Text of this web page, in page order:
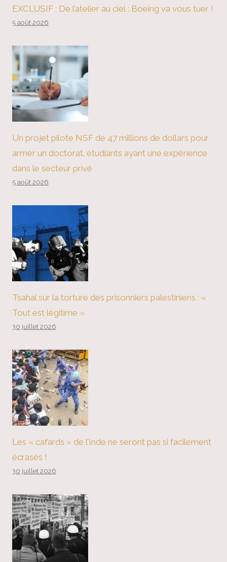
EXCLUSIF : De l’atelier au ciel : Boeing va vous tuer !
5 août 2026
Un projet pilote NSF de 47 millions de dollars pour
armer un doctorat. étudiants ayant une expérience
dans le secteur privé
5 août 2026
Tsahal sur la torture des prisonniers palestiniens : «
Tout est légitime »
30 juillet 2026
Les « cafards » de l’Inde ne seront pas si facilement
écrasés !
30 juillet 2026